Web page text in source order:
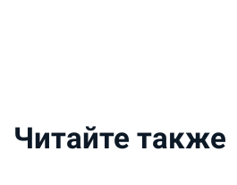
Читайте также